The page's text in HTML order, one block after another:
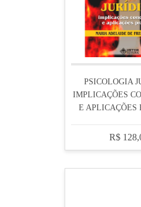
PSICOLOGIA
IMPLICAÇÕES
E APLICAÇÕES
R$